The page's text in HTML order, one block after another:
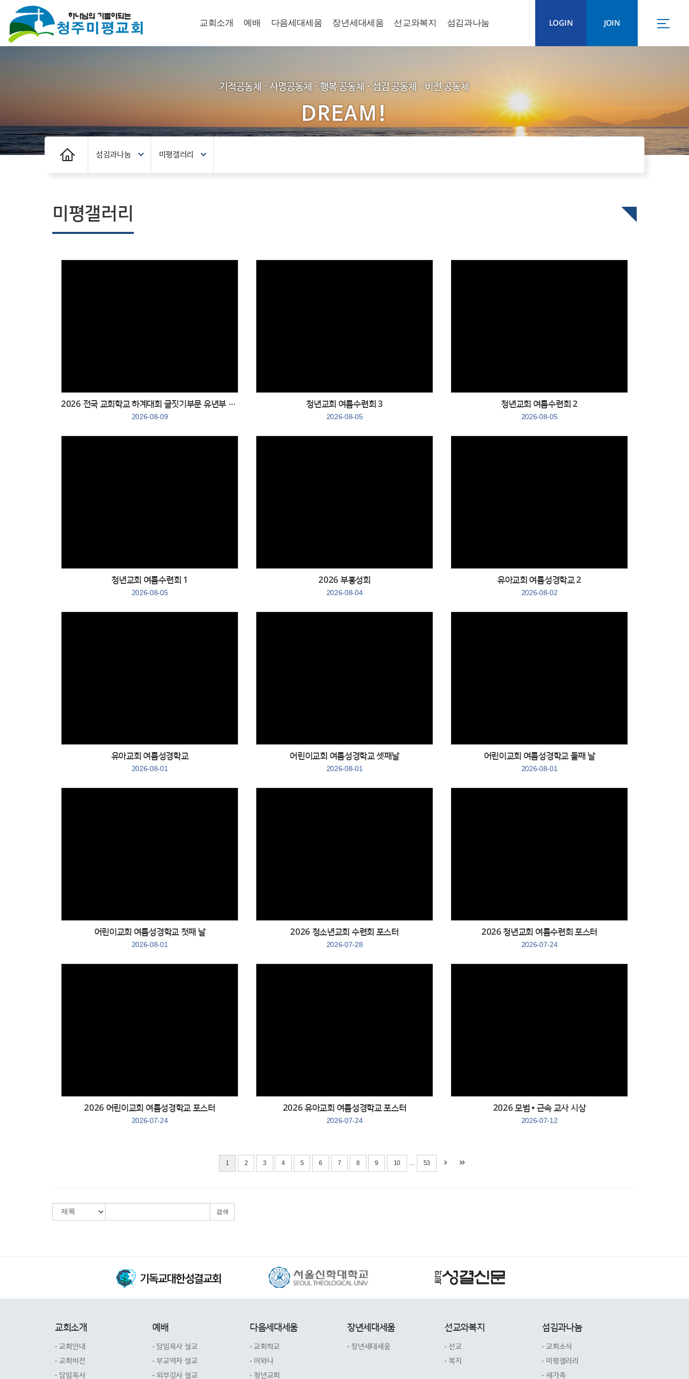
교회소개 예배 다음세대세움 장년세대세움 선교와복지 섬김과나눔 LOGIN JOIN
섬김과나눔 미평갤러리
미평갤러리
2026 전국 교회학교 하계대회 글짓기부문 유년부 대상 수상
2026-08-09
청년교회 여름수련회 3
2026-08-05
청년교회 여름수련회 2
2026-08-05
청년교회 여름수련회 1
2026-08-05
2026 부흥성회
2026-08-04
유아교회 여름성경학교 2
2026-08-02
유아교회 여름성경학교
2026-08-01
어린이교회 여름성경학교 셋째날
2026-08-01
어린이교회 여름성경학교 둘째 날
2026-08-01
어린이교회 여름성경학교 첫째 날
2026-08-01
2026 청소년교회 수련회 포스터
2026-07-28
２０２６ 청년교회 여름수련회 포스터
2026-07-24
２０２６ 어린이교회 여름성경학교 포스터
2026-07-24
２０２６ 유아교회 여름성경학교 포스터
2026-07-24
2026 모범 • 근속 교사 시상
2026-07-12
1 2 3 4 5 6 7 8 9 10 53
검색
교회소개
- 교회안내
- 교회비전
- 담임목사
예배
- 담임목사 설교
- 부교역자 설교
- 외부강사 설교
다음세대세움
- 교회학교
- 어와나
- 청년교회
장년세대세움
- 장년세대세움
선교와복지
- 선교
- 복지
섬김과나눔
- 교회소식
- 미평갤러리
- 새가족